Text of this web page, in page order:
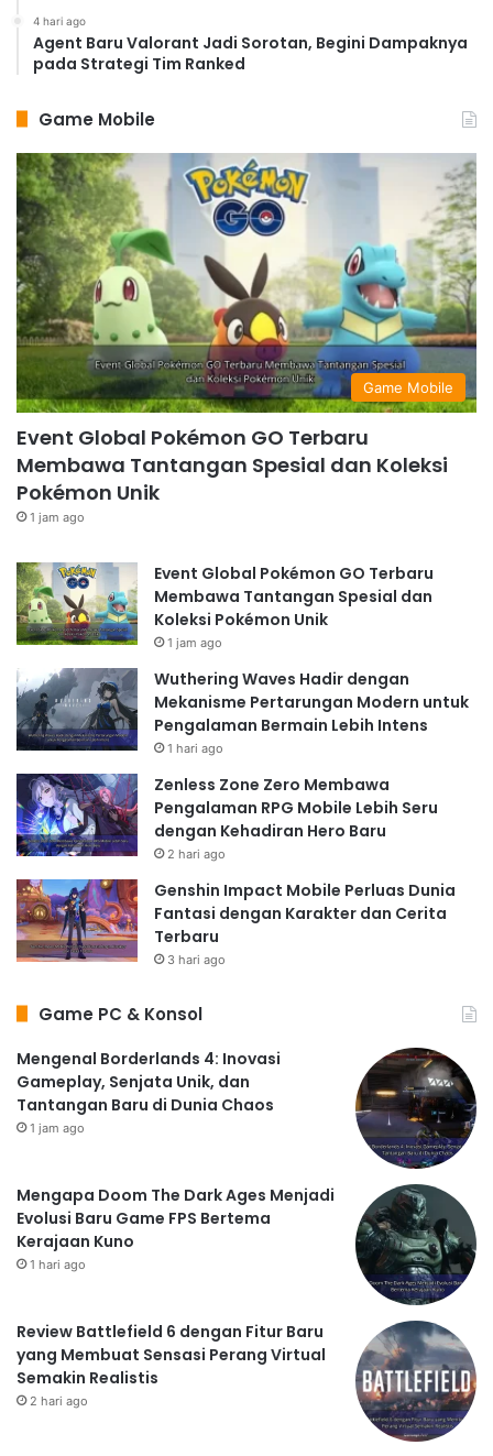
4 hari ago
Agent Baru Valorant Jadi Sorotan, Begini Dampaknya
pada Strategi Tim Ranked
Game Mobile
Game Mobile
Event Global Pokémon GO Terbaru
Membawa Tantangan Spesial dan Koleksi
Pokémon Unik
1 jam ago
Event Global Pokémon GO Terbaru
Membawa Tantangan Spesial dan
Koleksi Pokémon Unik
1 jam ago
Wuthering Waves Hadir dengan
Mekanisme Pertarungan Modern untuk
Pengalaman Bermain Lebih Intens
1 hari ago
Zenless Zone Zero Membawa
Pengalaman RPG Mobile Lebih Seru
dengan Kehadiran Hero Baru
2 hari ago
Genshin Impact Mobile Perluas Dunia
Fantasi dengan Karakter dan Cerita
Terbaru
3 hari ago
Game PC & Konsol
Mengenal Borderlands 4: Inovasi
Gameplay, Senjata Unik, dan
Tantangan Baru di Dunia Chaos
1 jam ago
Mengapa Doom The Dark Ages Menjadi
Evolusi Baru Game FPS Bertema
Kerajaan Kuno
1 hari ago
Review Battlefield 6 dengan Fitur Baru
yang Membuat Sensasi Perang Virtual
Semakin Realistis
2 hari ago